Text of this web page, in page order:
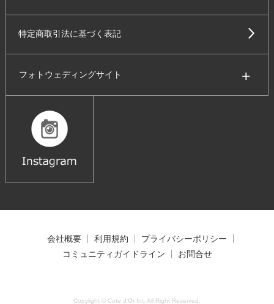
特定商取引法に基づく表記
フォトウェディングサイト
会社概要 利用規約
プライバシーポリシー
コミュニティガイドライン
お問合せ
Copylight © Cote d'Or Inc.All Right Reserved.